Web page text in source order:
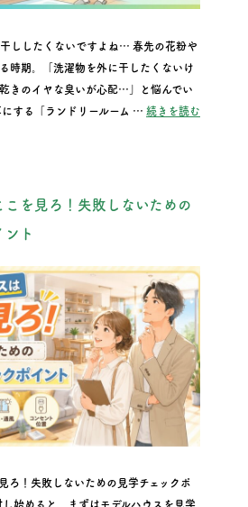
ししたくないですよね… 春先の花粉や
時期。「洗濯物を外に干したくないけ
きのイヤな臭いが心配…」と悩んでい
にする「ランドリールーム … 続きを読む“花粉や
こを見ろ！失敗しないための
ント
ろ！失敗しないための見学チェックポ
始めると、まずはモデルハウスを見学